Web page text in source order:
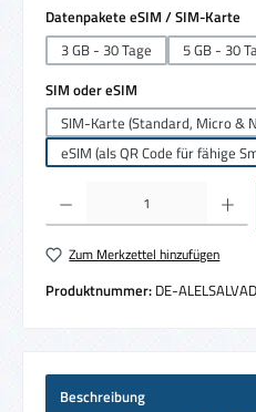
Datenpakete eSIM / SIM-Karte
3 GB - 30 Tage
5 GB - 30
SIM oder eSIM
SIM-Karte (Standard, Micro &
eSIM (als QR Code für fähige
Produkt Anzahl: Gib den gewünschten
Zum Merkzettel hinzufügen
Produktnummer: DE-
Beschreibung